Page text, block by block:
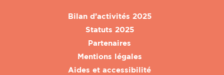
Bilan d’activités 2025
Statuts 2025
Partenaires
Mentions légales
Aides et accessibilité